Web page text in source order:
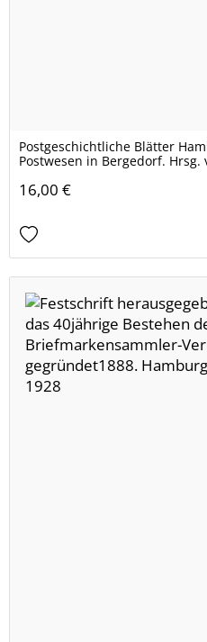
Postgeschichtliche Blätter
Postwesen in Bergedorf. Hrsg.
16,00 €